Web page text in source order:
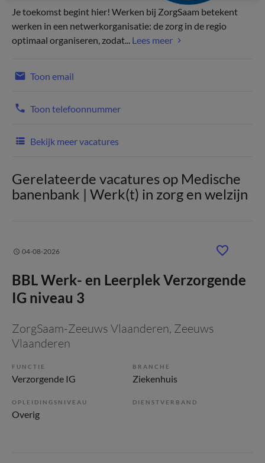
Je toekomst begint hier! Werken bij ZorgSaam betekent
werken in een netwerkorganisatie: de zorg in de regio
optimaal organiseren, zodat... Lees meer
Toon email
Toon telefoonnummer
Bekijk meer vacatures
Gerelateerde vacatures op Medische
banenbank | Werk(t) in zorg en welzijn
04-08-2026
BBL Werk- en Leerplek Verzorgende
IG niveau 3
ZorgSaam-Zeeuws Vlaanderen, Zeeuws
Vlaanderen
FUNCTIE
Verzorgende IG
BRANCHE
Ziekenhuis
OPLEIDINGSNIVEAU
Overig
DIENSTVERBAND